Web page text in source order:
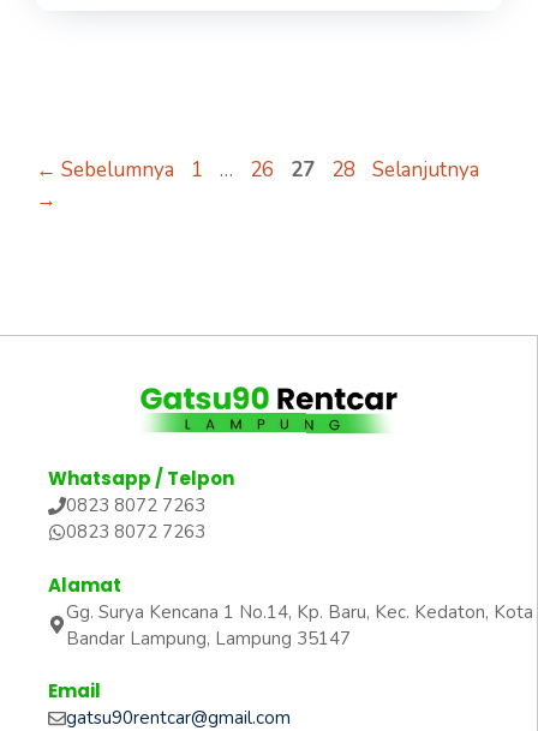
← Sebelumnya Halaman
1 … Halaman
26 Halaman
27 Halaman
28
Selanjutnya
→
Whatsapp / Telpon
0823 8072 7263
0823 8072 7263
Alamat
Gg. Surya Kencana 1 No.14, Kp. Baru, Kec. Kedaton, Kota
Bandar Lampung, Lampung 35147
Email
gatsu90rentcar@gmail.com